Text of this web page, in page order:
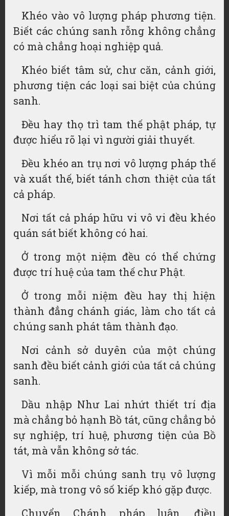
Khéo vào vô lượng pháp phương tiện.
Biết các chúng sanh rỗng không chẳng
có mà chẳng hoại nghiệp quả.
Khéo biết tâm sử, chư căn, cảnh giới,
phương tiện các loại sai biệt của chúng
sanh.
Đều hay thọ trì tam thế phật pháp, tự
được hiểu rõ lại vì người giải thuyết.
Đều khéo an trụ nơi vô lượng pháp thế
và xuất thế, biết tánh chơn thiệt của tất
cả pháp.
Nơi tất cả pháp hữu vi vô vi đều khéo
quán sát biết không có hai.
Ở trong một niệm đều có thể chứng
được trí huệ của tam thế chư Phật.
Ở trong mỗi niệm đều hay thị hiện
thành đẳng chánh giác, làm cho tất cả
chúng sanh phát tâm thành đạo.
Nơi cảnh sở duyên của một chúng
sanh đều biết cảnh giới của tất cả chúng
sanh.
Dầu nhập Như Lai nhứt thiết trí địa
mà chẳng bỏ hạnh Bồ tát, cũng chẳng bỏ
sự nghiệp, trí huệ, phương tiện của Bồ
tát, mà vẫn không sở tác.
Vì mỗi mỗi chúng sanh trụ vô lượng
kiếp, mà trong vô số kiếp khó gặp được.
Chuyển Chánh pháp luân, điều